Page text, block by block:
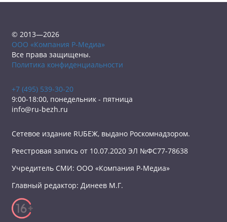
© 2013—2026
ООО «Компания Р-Медиа»
Все права защищены.
Политика конфиденциальности
+7 (495) 539-30-20
9:00-18:00, понедельник - пятница
info@ru-bezh.ru
Сетевое издание RUБЕЖ, выдано Роскомнадзором.
Реестровая запись от 10.07.2020 ЭЛ №ФС77-78638
Учредитель СМИ: ООО «Компания Р-Медиа»
Главный редактор: Динеев М.Г.